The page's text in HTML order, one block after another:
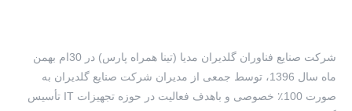
شرکت صنایع فناوران گلدیران مدیا (تینا همراه پارس) در 30ام بهمن
ماه سال 1396، توسط جمعی از مدیران شرکت صنایع گلدیران به
صورت 100٪ خصوصی و باهدف فعالیت در حوزه تجهیزات IT تأسیس